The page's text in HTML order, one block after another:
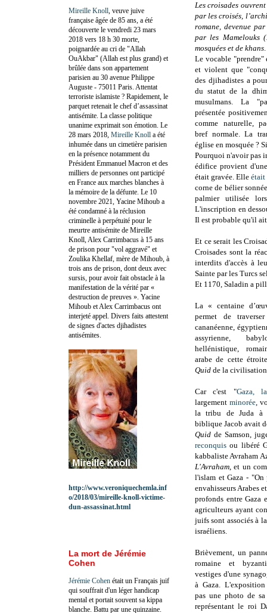
Les croisades
par les croisés,
romane, devenue
par les Mamelouks
mosquées et de khans
Le vocable
et violent que
des djihadistes a
du statut de la
musulmans. La
présentée
comme naturelle,
bref normale. La
église en mosquée ?
Pourquoi n'avoir pas
édifice provient
était gravée. Elle était
corne de bélier
palmier utilisée
L'inscription en
Il est probable qu'il
Et ce serait les
Croisades sont la
interdits d'accès à
Sainte par les Turcs
Et 1170, Saladin a
La « centaine
permet de
cananéenne,
assyrienne,
hellénistique,
arabe de cette
Quid de la
Car c'est "Gaza,
largementminorée,
la tribu de Juda à
biblique Jacob avait
Quid de Samson,
reconquis ou libéré
kabbaliste Avraham
L'Avraham, et un
l'islam et Gaza - "On
envahisseurs Arabes
profonds entre Gaza
agriculteurs ayant
juifs sont associés à
israéliens.
Brièvement, un
romaine et
vestiges d'une
à Gaza.
pas une photo de sa
représentant le roi
Mireille Knoll , veuve juive
française âgée de 85 ans, a été
découverte le vendredi 23 mars
2018 vers 18 h 30 morte,
poignardée au cri de "Allah
OuAkbar" (Allah est plus grand) et
brûlée dans son appartement
parisien au 30 avenue Philippe
Auguste - 75011 Paris. Attentat
terroriste islamiste ? Rapidement, le
parquet retenait le chef d’assassinat
antisémite. La classe politique
unanime exprimait son émotion. Le
28 mars 2018, Mireille Knoll a été
inhumée dans un cimetière parisien
en la présence notamment du
Président Emmanuel Macron et des
milliers de personnes ont participé
en France aux marches blanches à
la mémoire de la défunte. Le 10
novembre 2021, Yacine Mihoub a
été condamné à la réclusion
criminelle à perpétuité pour le
meurtre antisémite de Mireille
Knoll, Alex Carrimbacus à 15 ans
de prison pour "vol aggravé" et
Zoulika Khellaf, mère de Mihoub, à
trois ans de prison, dont deux avec
sursis, pour avoir fait obstacle à la
manifestation de la vérité par «
destruction de preuves ». Yacine
Mihoub et Alex Carrimbacus ont
interjeté appel. Divers faits attestent
de signes d'actes djihadistes
antisémites.
http://www.veroniquechemla.inf
o/2018/03/mireille-knoll-victime-
dun-assassinat.html
La mort de Jérémie
Cohen
Jérémie Cohen était un Français juif
qui souffrait d'un léger handicap
mental et portait souvent sa kippa
blanche. Battu par une quinzaine.